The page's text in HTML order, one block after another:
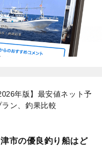
年版】最安値ネット予
ン、釣果比較
市の優良釣り船はど